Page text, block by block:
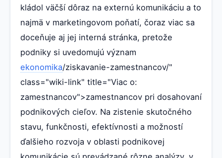
kládol väčší dôraz na externú komunikáciu a to
najmä v marketingovom poňatí, čoraz viac sa
doceňuje aj jej interná stránka, pretože
podniky si uvedomujú význam
ekonomika/ziskavanie-zamestnancov/"
class="wiki-link" title="Viac o:
zamestnancov">zamestnancov pri dosahovaní
podnikových cieľov. Na zistenie skutočného
stavu, funkčnosti, efektívnosti a možností
ďalšieho rozvoja v oblasti podnikovej